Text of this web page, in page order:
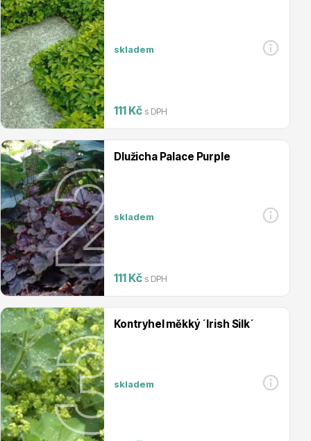
Vánoční stromky v květináčích a řezané
Magnólie
Semena, sadba
Vodní rostliny
dekorativní po celou sezónu – od výhonu na jaře až do
podzimu
ideální do stínu, kde kvetoucí trvalky nemají dostatek
světla
výborná kombinace s kvetoucími druhy jako kontrast
nebo pozadí
mnohé druhy jsou nenáročné na pěstování a dlouhověké
Trvalky
skalničkami
Trvalky druhy
(od A po Z)
trvalky
skladem
111 Kč s DPH
Dlužicha Palace Purple
skladem
111 Kč s DPH
Kontryhel měkký ´Irish Silk´
skladem